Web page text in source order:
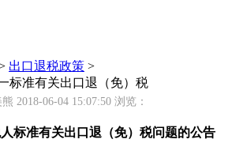
出口退税政策 >
标准有关出口退（免）税
2018-06-04 15:07:50 浏览：
标准有关出口退（免）税问题的公告